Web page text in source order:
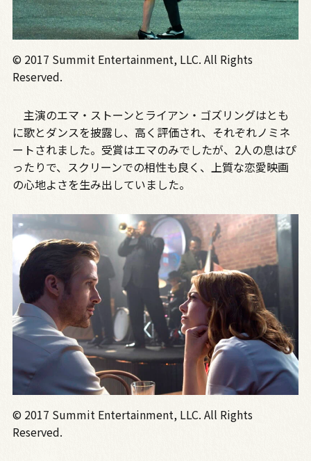
© 2017 Summit Entertainment, LLC. All Rights
Reserved.
主演のエマ・ストーンとライアン・ゴズリングはとも
に歌とダンスを披露し、高く評価され、それぞれノミネ
ートされました。受賞はエマのみでしたが、2人の息はぴ
ったりで、スクリーンでの相性も良く、上質な恋愛映画
の心地よさを生み出していました。
© 2017 Summit Entertainment, LLC. All Rights
Reserved.